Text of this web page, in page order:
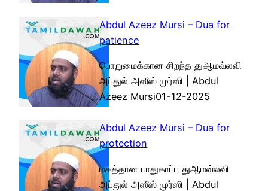
Abdul Azeez Mursi – Dua for
patience
பொறுமைக்கான சிறந்த துஆமவ்லவி
அப்துல் அஸீஸ் முர்ஸி | Abdul
Azeez Mursi01-12-2025
Abdul Azeez Mursi – Dua for
protection
மகத்தான பாதுகாப்பு துஆமவ்லவி
அப்துல் அஸீஸ் முர்ஸி | Abdul